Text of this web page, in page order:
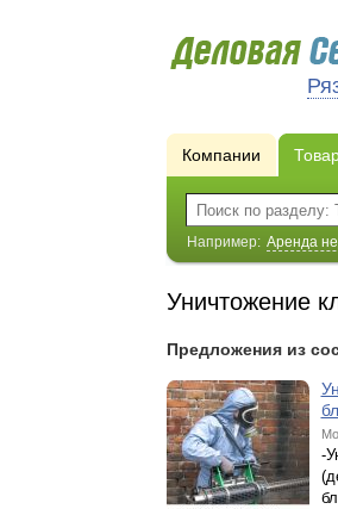
Компании
Например: Аренда
Уничтожение
Предложения из
-